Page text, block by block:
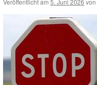
Veröffentlicht am 5. Juni 2026 von